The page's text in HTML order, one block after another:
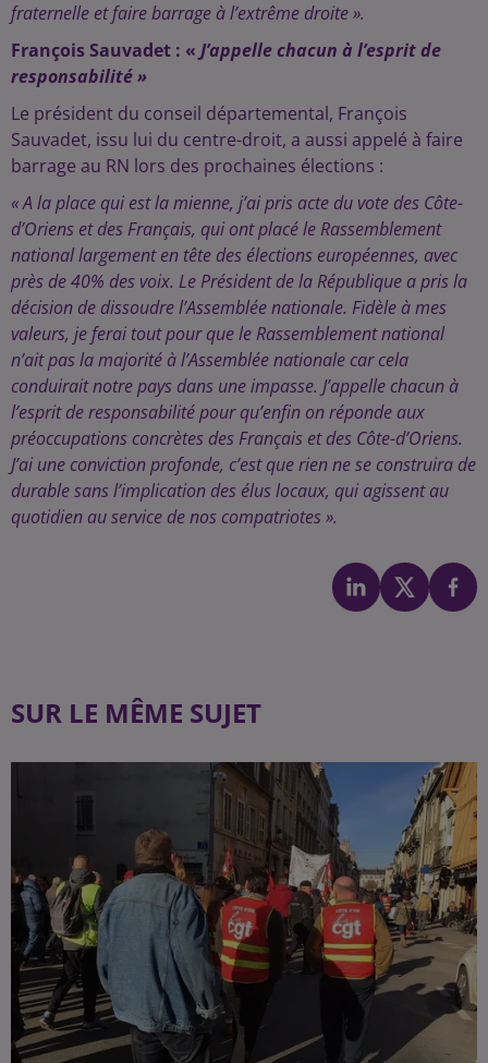
fraternelle et faire barrage à l’extrême droite ».
François Sauvadet : « J’appelle chacun à l’esprit de
responsabilité »
Le président du conseil départemental, François
Sauvadet, issu lui du centre-droit, a aussi appelé à faire
barrage au RN lors des prochaines élections :
« A la place qui est la mienne, j’ai pris acte du vote des Côte-
d’Oriens et des Français, qui ont placé le Rassemblement
national largement en tête des élections européennes, avec
près de 40% des voix. Le Président de la République a pris la
décision de dissoudre l’Assemblée nationale. Fidèle à mes
valeurs, je ferai tout pour que le Rassemblement national
n’ait pas la majorité à l’Assemblée nationale car cela
conduirait notre pays dans une impasse. J’appelle chacun à
l’esprit de responsabilité pour qu’enfin on réponde aux
préoccupations concrètes des Français et des Côte-d’Oriens.
J’ai une conviction profonde, c’est que rien ne se construira de
durable sans l’implication des élus locaux, qui agissent au
quotidien au service de nos compatriotes ».
SUR LE MÊME SUJET